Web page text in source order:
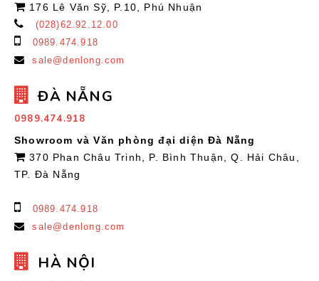
176 Lê Văn Sỹ, P.10, Phú Nhuận
(028)62.92.12.00
0989.474.918
sale@denlong.com
ĐÀ NẴNG
0989.474.918
Showroom và Văn phòng đại diện Đà Nẵng
370 Phan Châu Trinh, P. Bình Thuận, Q. Hải Châu,
TP. Đà Nẵng
0989.474.918
sale@denlong.com
HÀ NỘI